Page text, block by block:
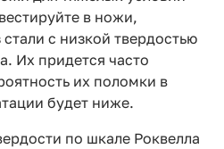
в ножи,
с низкой твердостью
Их придется часто
их поломки в
будет ниже.
по шкале Роквелла